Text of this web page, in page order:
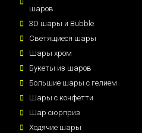
шаров
3D шары и Bubble
Светящиеся шары
Шары хром
Букеты из шаров
Большие шары с гелием
Шары с конфетти
Шар сюрприз
Ходячие шары